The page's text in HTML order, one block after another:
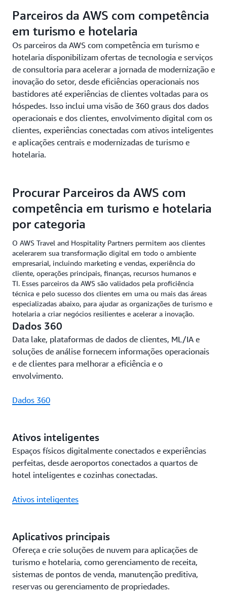
Parceiros da AWS com competência
em turismo e hotelaria
Os parceiros da AWS com competência em turismo e
hotelaria disponibilizam ofertas de tecnologia e serviços
de consultoria para acelerar a jornada de modernização e
inovação do setor, desde eficiências operacionais nos
bastidores até experiências de clientes voltadas para os
hóspedes. Isso inclui uma visão de 360 graus dos dados
operacionais e dos clientes, envolvimento digital com os
clientes, experiências conectadas com ativos inteligentes
e aplicações centrais e modernizadas de turismo e
hotelaria.
Procurar Parceiros da AWS com
competência em turismo e hotelaria
por categoria
O AWS Travel and Hospitality Partners permitem aos clientes
acelerarem sua transformação digital em todo o ambiente
empresarial, incluindo marketing e vendas, experiência do
cliente, operações principais, finanças, recursos humanos e
TI. Esses parceiros da AWS são validados pela proficiência
técnica e pelo sucesso dos clientes em uma ou mais das áreas
especializadas abaixo, para ajudar as organizações de turismo e
hotelaria a criar negócios resilientes e acelerar a inovação.
Dados 360
Data lake, plataformas de dados de clientes, ML/IA e
soluções de análise fornecem informações operacionais
e de clientes para melhorar a eficiência e o
envolvimento.
Dados 360
Ativos inteligentes
Espaços físicos digitalmente conectados e experiências
perfeitas, desde aeroportos conectados a quartos de
hotel inteligentes e cozinhas conectadas.
Ativos inteligentes
Aplicativos principais
Ofereça e crie soluções de nuvem para aplicações de
turismo e hotelaria, como gerenciamento de receita,
sistemas de pontos de venda, manutenção preditiva,
reservas ou gerenciamento de propriedades.